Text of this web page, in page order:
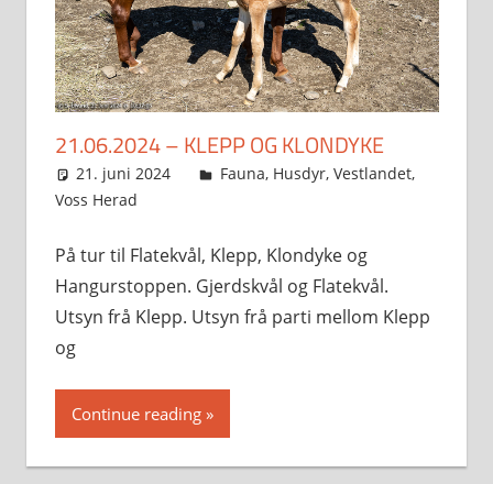
21.06.2024 – KLEPP OG KLONDYKE
21. juni 2024 Svein
Fauna, Husdyr, Vestlandet,
Voss Herad
På tur til Flatekvål, Klepp, Klondyke og
Hangurstoppen. Gjerdskvål og Flatekvål.
Utsyn frå Klepp. Utsyn frå parti mellom Klepp
og
Continue reading